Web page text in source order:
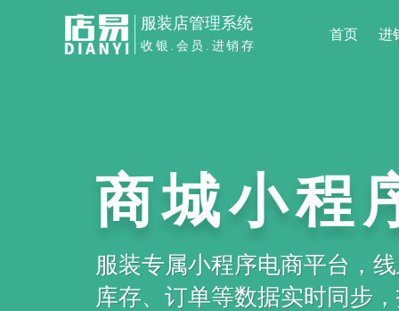
服装店管理系统
收银.会员.进销存
首页 进
服装店管
进销存+会员+收银+私域运
服装门店管理提效+业绩增长
商城小程
服装专属小程序电商平台，
库存、订单等数据实时同步